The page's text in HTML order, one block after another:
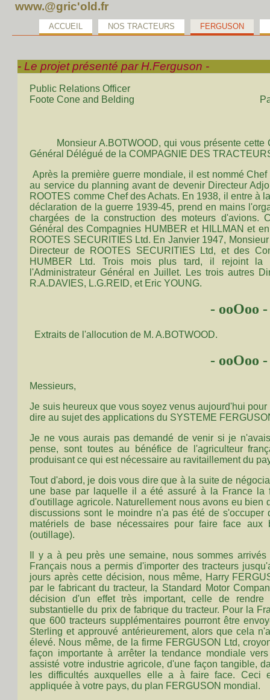
www.@gric'old.fr
ACCUEIL NOS TRACTEURS FERGUSON
- Le projet présenté par H.Ferguson -
Public Relations Officer
Foote Cone and Belding Paris, le
Monsieur A.BOTWOOD, qui vous présente cette
Général Délégué de la COMPAGNIE DES
Après la première guerre mondiale, il est nommé
au service du planning avant de devenir Directeur
ROOTES comme Chef des Achats. En 1938, il entre à
déclaration de la guerre 1939-45, prend en mains
chargées de la construction des moteurs d'avions.
Général des Compagnies HUMBER et HILLMAN et
ROOTES SECURITIES Ltd. En Janvier 1947,
Directeur de ROOTES SECURITIES Ltd, et des
HUMBER Ltd. Trois mois plus tard, il rejoint la
l'Administrateur Général en Juillet. Les trois autres
R.A.DAVIES, L.G.REID, et Eric YOUNG.
- ooOoo -
Extraits de l'allocution de M. A.BOTWOOD.
- ooOoo -
Messieurs,
Je suis heureux que vous soyez venus aujourd'hui
dire au sujet des applications du SYSTEME
Je ne vous aurais pas demandé de venir si je
pense, sont toutes au bénéfice de l'agriculteur
produisant ce qui est nécessaire au ravitaillement du
Tout d'abord, je dois vous dire que à la suite de
une base par laquelle il a été assuré à la France la
d'outillage agricole. Naturellement nous avons eu bien
discussions sont le moindre n'a pas été de s'occuper
matériels de base nécessaires pour faire face
(outillage).
Il y a à peu près une semaine, nous sommes
Français nous a permis d'importer des tracteurs
jours après cette décision, nous même, Harry
par le fabricant du tracteur, la Standard Motor
décision d'un effet très important, celle de rendre
substantielle du prix de fabrique du tracteur. Pour la
que 600 tracteurs supplémentaires pourront être
Sterling et approuvé antérieurement, alors que cela
élevé. Nous même, de la firme FERGUSON Ltd,
façon importante à arrêter la tendance mondiale
assisté votre industrie agricole, d'une façon tangible,
les difficultés auxquelles elle a à faire face. Ceci
appliquée à votre pays, du plan FERGUSON mondial.